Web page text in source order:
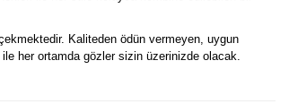
Kaliteden ödün vermeyen, uygun
her ortamda gözler sizin üzerinizde olacak.